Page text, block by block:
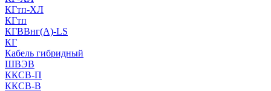
КГтп-ХЛ
КГтп
КГВВнг(А)-LS
КГ
Кабель гибридный
ШВЭВ
ККСВ-П
ККСВ-В